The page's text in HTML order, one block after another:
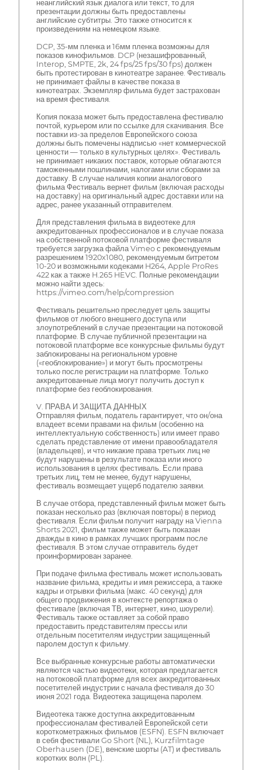
неанглийский язык диалога или текст, то для
презентации должны быть предоставлены
английские субтитры. Это также относится к
произведениям на немецком языке.
DCP, 35-мм пленка и 16мм пленка возможны для
показов кинофильмов. DCP (незашифрованный,
Interop, SMPTE, 2k, 24 fps/25 fps/30 fps) должен
быть протестирован в кинотеатре заранее. Фестиваль
не принимает файлы в качестве показа в
кинотеатрах. Экземпляр фильма будет застрахован
на время фестиваля.
Копия показа может быть предоставлена фестивалю
почтой, курьером или по ссылке для скачивания. Все
поставки из-за пределов Европейского союза
должны быть помечены надписью «нет коммерческой
ценности — только в культурных целях». Фестиваль
не принимает никаких поставок, которые облагаются
таможенными пошлинами, налогами или сборами за
доставку. В случае наличия копии аналогового
фильма Фестиваль вернет фильм (включая расходы
на доставку) на оригинальный адрес доставки или на
адрес, ранее указанный отправителем.
Для представления фильма в видеотеке для
аккредитованных профессионалов и в случае показа
на собственной потоковой платформе фестиваля
требуется загрузка файла Vimeo с рекомендуемым
разрешением 1920x1080, рекомендуемым битретом
10-20 и возможными кодеками H264, Apple ProRes
422 как а также H.265 HEVC. Полные рекомендации
можно найти здесь:
https://vimeo.com/help/compression
Фестиваль решительно преследует цель защиты
фильмов от любого внешнего доступа или
злоупотреблений в случае презентации на потоковой
платформе. В случае публичной презентации на
потоковой платформе все конкурсные фильмы будут
заблокированы на региональном уровне
(«геоблокирование») и могут быть просмотрены
только после регистрации на платформе. Только
аккредитованные лица могут получить доступ к
платформе без геоблокирования.
V. ПРАВА И ЗАЩИТА ДАННЫХ
Отправляя фильм, податель гарантирует, что он/она
владеет всеми правами на фильм (особенно на
интеллектуальную собственность) или имеет право
сделать представление от имени правообладателя
(владельцев), и что никакие права третьих лиц не
будут нарушены в результате показа или иного
использования в целях фестиваль. Если права
третьих лиц, тем не менее, будут нарушены,
фестиваль возмещает ущерб подателю заявки.
В случае отбора, представленный фильм может быть
показан несколько раз (включая повторы) в период
фестиваля. Если фильм получит награду на Vienna
Shorts 2021, фильм также может быть показан
дважды в кино в рамках лучших программ после
фестиваля. В этом случае отправитель будет
проинформирован заранее.
При подаче фильма фестиваль может использовать
название фильма, кредиты и имя режиссера, а также
кадры и отрывки фильма (макс. 40 секунд) для
общего продвижения в контексте репортажа о
фестивале (включая ТВ, интернет, кино, шоурели).
Фестиваль также оставляет за собой право
предоставить представителям прессы или
отдельным посетителям индустрии защищенный
паролем доступ к фильму.
Все выбранные конкурсные работы автоматически
являются частью видеотеки, которая предлагается
на потоковой платформе для всех аккредитованных
посетителей индустрии с начала фестиваля до 30
июня 2021 года. Видеотека защищена паролем.
Видеотека также доступна аккредитованным
профессионалам фестивалей Европейской сети
короткометражных фильмов (ESFN). ESFN включает
в себя фестивали Go Short (NL), Kurzfilmtage
Oberhausen (DE), венские шорты (AT) и фестиваль
коротких волн (PL).